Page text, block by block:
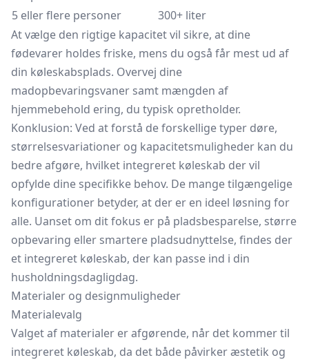
5 eller flere personer
300+ liter
At vælge den rigtige kapacitet vil sikre, at dine
fødevarer holdes friske, mens du også får mest ud af
din køleskabsplads. Overvej dine
madopbevaringsvaner samt mængden af
hjemmebehold ering, du typisk opretholder.
Konklusion: Ved at forstå de forskellige typer døre,
størrelsesvariationer og kapacitetsmuligheder kan du
bedre afgøre, hvilket integreret køleskab der vil
opfylde dine specifikke behov. De mange tilgængelige
konfigurationer betyder, at der er en ideel løsning for
alle. Uanset om dit fokus er på pladsbesparelse, større
opbevaring eller smartere pladsudnyttelse, findes der
et integreret køleskab, der kan passe ind i din
husholdningsdagligdag.
Materialer og designmuligheder
Materialevalg
Valget af materialer er afgørende, når det kommer til
integreret køleskab, da det både påvirker æstetik og